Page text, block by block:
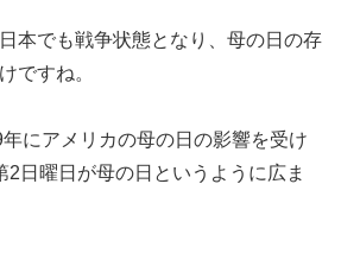
本でも戦争状態となり、母の日の存
ですね。
にアメリカの母の日の影響を受け
2日曜日が母の日というように広ま